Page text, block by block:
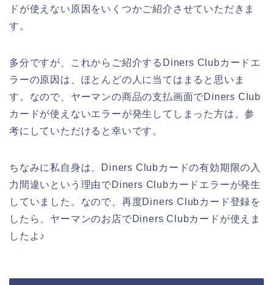
ドが使えない原因をいくつかご紹介させていただきま
す。
多分ですが、これからご紹介するDiners Clubカードエ
ラーの原因は、ほとんどの人に当てはまると思いま
す。なので、ヤーマンの商品の支払画面でDiners Club
カードが使えないエラーが発生してしまった方は、参
考にしていただけると幸いです。
ちなみに私自身は、Diners Clubカードの有効期限の入
力間違いという理由でDiners Clubカードエラーが発生
していました。なので、再度Diners Clubカード登録を
したら、ヤーマンのお店でDiners Clubカードが使えま
したよ♪